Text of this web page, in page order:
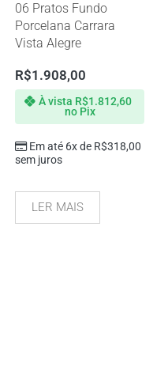
06 Pratos Fundo
Porcelana Carrara
Vista Alegre
R$1.908,00
Em até 6x de R$318,00
sem juros
À vista R$1.812,60
no Pix
LER MAIS